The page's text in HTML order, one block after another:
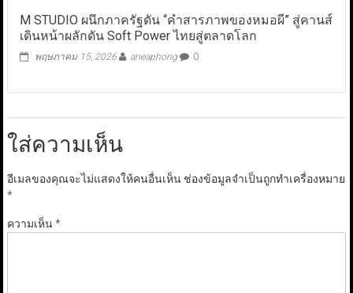
M STUDIO ผนึกภาครัฐดัน “คำสารภาพของหมอผี” สู่คานส์
เดินหน้าผลักดัน Soft Power ไทยสู่ตลาดโลก
พฤษภาคม 15, 2026 aneaphong 0
ใส่ความเห็น
อีเมลของคุณจะไม่แสดงให้คนอื่นเห็น ช่องข้อมูลจำเป็นถูกทำเครื่องหมาย
*
ความเห็น*